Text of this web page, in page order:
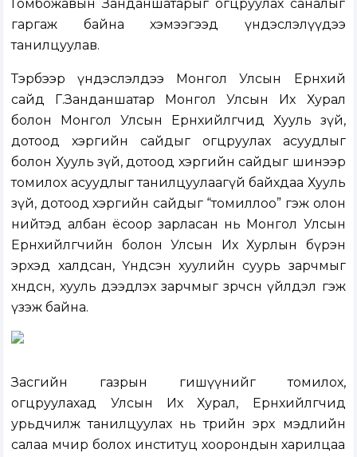
Гомбожавын Занданшатарыг огцруулах саналыг
гаргаж байна хэмээгээд үндэслэлүүдээ
танилцуулав.
Тэрбээр үндэслэлдээ Монгол Улсын Ерөнхий
сайд Г.Занданшатар Монгол Улсын Их Хурал
болон Монгол Улсын Ерөнхийлөгчид Хууль зүй,
дотоод хэргийн сайдыг огцруулах асуудлыг
болон Хууль зүй, дотоод хэргийн сайдыг шинээр
томилох асуудлыг танилцуулаагүй байхдаа Хууль
зүй, дотоод хэргийн сайдыг “томиллоо” гэж олон
нийтэд албан ёсоор зарласан нь Монгол Улсын
Ерөнхийлөгчийн болон Улсын Их Хурлын бүрэн
эрхэд халдсан, Үндсэн хуулийн суурь зарчмыг
хөндсөн, хууль дээдлэх зарчмыг зөрчсөн үйлдэл гэж
үзэж байна.
Засгийн газрын гишүүнийг томилох,
огцруулахад Улсын Их Хурал, Ерөнхийлөгчид
урьдчилж танилцуулах нь төрийн эрх мэдлийн
салаа мөчир болох институц хоорондын харилцаа